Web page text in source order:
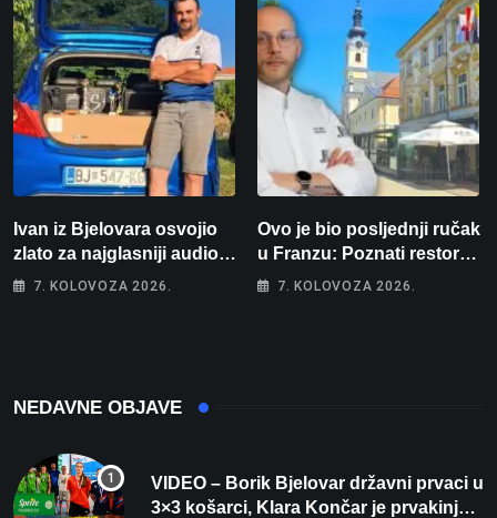
Ivan iz Bjelovara osvojio
zlato za najglasniji audio
sustav i srušio osobni
7. KOLOVOZA 2026.
Ovo je bio posljednji ručak
u Franzu: Poznati restoran
otišao u povijest, a
7. KOLOVOZA 2026.
NEDAVNE OBJAVE
VIDEO – Borik Bjelovar državni prvaci u
3×3 košarci, Klara Končar je prvakinja